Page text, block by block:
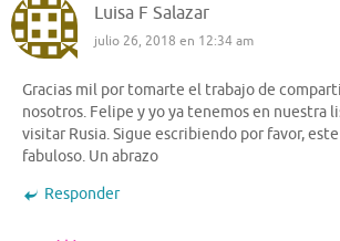
Luisa F Salazar
julio 26, 2018 en 12:34 am
Gracias mil por tomarte el trabajo de
nosotros. Felipe y yo ya tenemos en nuestra
visitar Rusia. Sigue escribiendo por favor,
fabuloso. Un abrazo
Responder